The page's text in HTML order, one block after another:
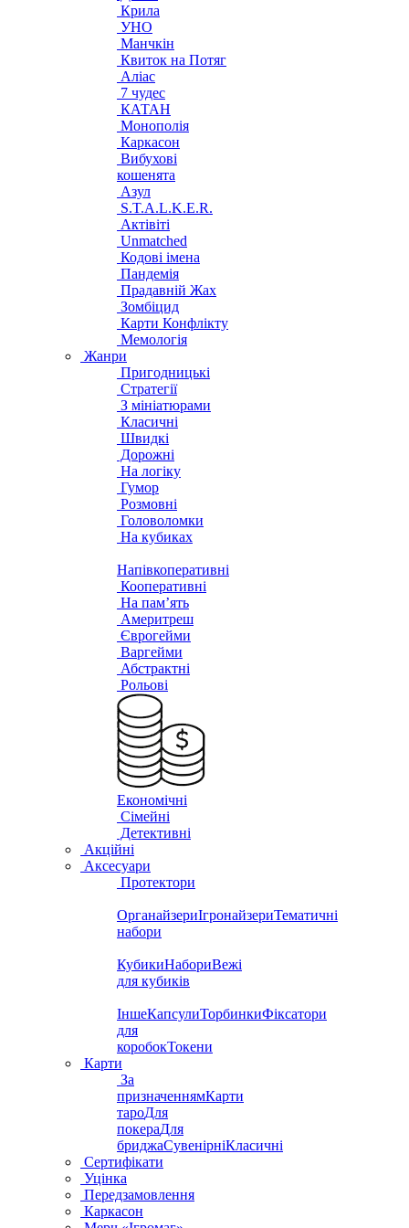
Крила
УНО
Манчкін
Квиток на Потяг
Аліас
7 чудес
КАТАН
Монополія
Каркасон
Вибухові
кошенята
Азул
S.T.A.L.K.E.R.
Актівіті
Unmatched
Кодові імена
Пандемія
Прадавній Жах
Зомбіцид
Карти Конфлікту
Мемологія
Жанри
Пригодницькі
Стратегії
З мініатюрами
Класичні
Швидкі
Дорожні
На логіку
Гумор
Розмовні
Головоломки
На кубиках
Напівкоперативні
Кооперативні
На пам’ять
Америтреш
Єврогейми
Варгейми
Абстрактні
Рольові
Економічні
Сімейні
Детективні
Акційні
Аксесуари
Протектори
ОрганайзериІгронайзериТематичні
набори
КубикиНабориВежі
для кубиків
ІншеКапсулиТорбинкиФіксатори
для
коробокТокени
Карти
За
призначеннямКарти
тароДля
покераДля
бриджаСувенірніКласичні
Сертифікати
Уцінка
Передзамовлення
Каркасон